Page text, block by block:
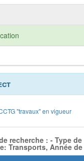
"travaux" en vigueur
recherche : - Type
Transports, Année